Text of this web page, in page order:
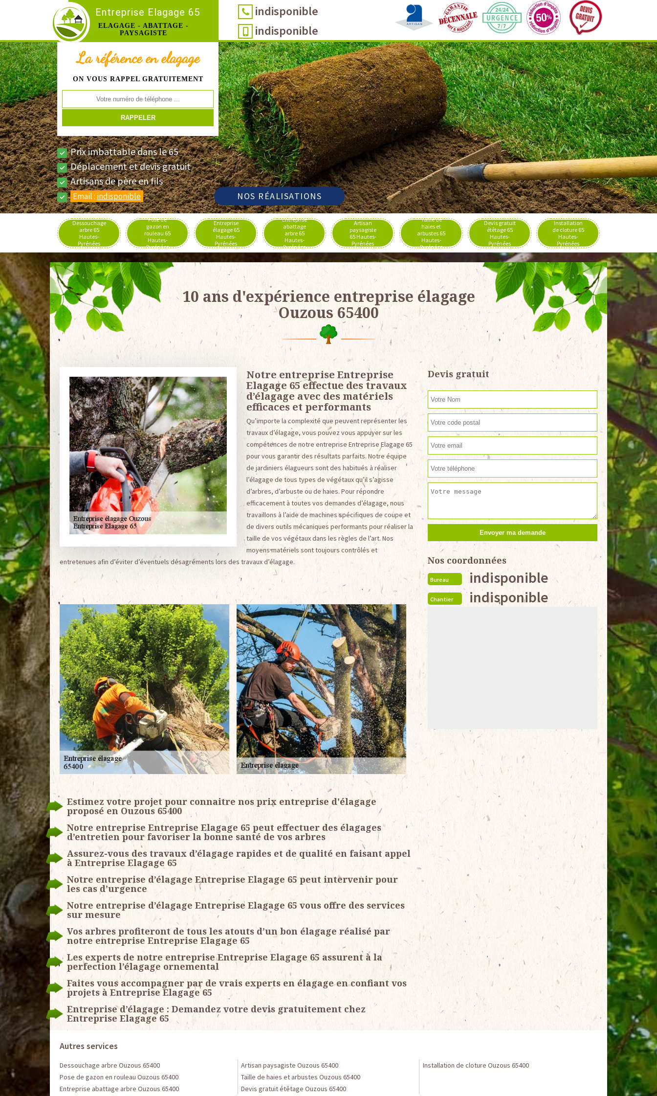
Entreprise Elagage 65
ELAGAGE - ABATTAGE -
PAYSAGISTE
indisponible
indisponible
La référence en elagage
ON VOUS RAPPEL GRATUITEMENT
Prix imbattable dans le 65
Déplacement et devis gratuit
Artisans de père en fils
Email : indisponible NOS RÉALISATIONS
Dessouchage
arbre 65
Hautes-
Pyrénées
Pose de
gazon en
rouleau 65
Hautes-
Pyrénées
Entreprise
élagage 65
Hautes-
Pyrénées
Entreprise
abattage
arbre 65
Hautes-
Pyrénées
Artisan
paysagiste
65 Hautes-
Pyrénées
Taille de
haies et
arbustes 65
Hautes-
Pyrénées
Devis gratuit
étêtage 65
Hautes-
Pyrénées
Installation
de cloture 65
Hautes-
Pyrénées
10 ans d'expérience entreprise élagage
Ouzous 65400
Notre entreprise Entreprise
Elagage 65 effectue des travaux
d’élagage avec des matériels
efficaces et performants
Qu’importe la complexité que peuvent représenter les
travaux d’élagage, vous pouvez vous appuyer sur les
compétences de notre entreprise Entreprise Elagage 65
pour vous garantir des résultats parfaits. Notre équipe
de jardiniers élagueurs sont des habitués à réaliser
l’élagage de tous types de végétaux qu’il s’agisse
d’arbres, d’arbuste ou de haies. Pour répondre
efficacement à toutes vos demandes d’élagage, nous
travaillons à l’aide de machines spécifiques de coupe et
de divers outils mécaniques performants pour réaliser la
taille de vos végétaux dans les règles de l’art. Nos
moyens matériels sont toujours contrôlés et
entretenues afin d’éviter d’éventuels désagréments lors des travaux d’élagage.
Estimez votre projet pour connaitre nos prix entreprise d'élagage
proposé en Ouzous 65400
Notre entreprise Entreprise Elagage 65 peut effectuer des élagages
d’entretien pour favoriser la bonne santé de vos arbres
Assurez-vous des travaux d’élagage rapides et de qualité en faisant appel
à Entreprise Elagage 65
Notre entreprise d’élagage Entreprise Elagage 65 peut intervenir pour
les cas d’urgence
Notre entreprise d’élagage Entreprise Elagage 65 vous offre des services
sur mesure
Vos arbres profiteront de tous les atouts d’un bon élagage réalisé par
notre entreprise Entreprise Elagage 65
Les experts de notre entreprise Entreprise Elagage 65 assurent à la
perfection l’élagage ornemental
Faites vous accompagner par de vrais experts en élagage en confiant vos
projets à Entreprise Elagage 65
Entreprise d’élagage : Demandez votre devis gratuitement chez
Entreprise Elagage 65
Devis gratuit
Nos coordonnées
Bureau indisponible
Chantier indisponible
Autres services
Dessouchage arbre Ouzous 65400
Pose de gazon en rouleau Ouzous 65400
Entreprise abattage arbre Ouzous 65400
Artisan paysagiste Ouzous 65400
Taille de haies et arbustes Ouzous 65400
Devis gratuit étêtage Ouzous 65400
Installation de cloture Ouzous 65400